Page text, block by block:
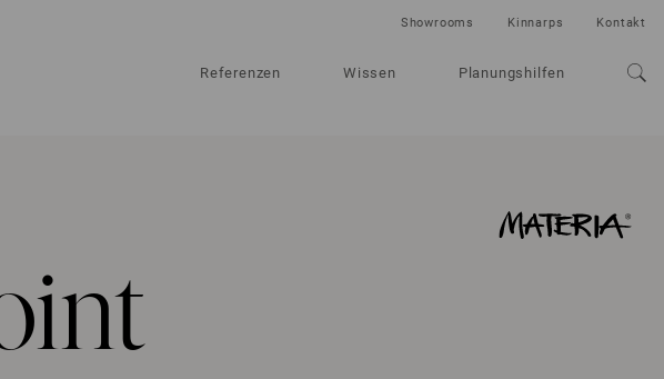
Referenzen Wissen Planungshilfen
Showrooms Kinnarps Kontakt